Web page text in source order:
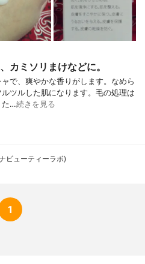
カミソリまけなどに。
で、爽やかな香りがします。なめら
ツルした肌になります。毛の処理は
た…続きを見る
ビューティーラボ)
1